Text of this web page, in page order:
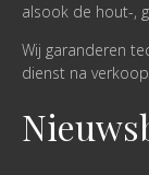
alsook de hout-,
Wij garanderen
dienst na